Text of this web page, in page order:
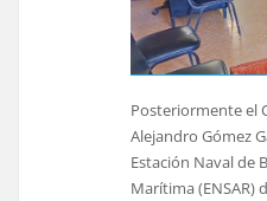
Posteriormente el
Alejandro Gómez
Estación Naval de
Marítima (ENSAR)